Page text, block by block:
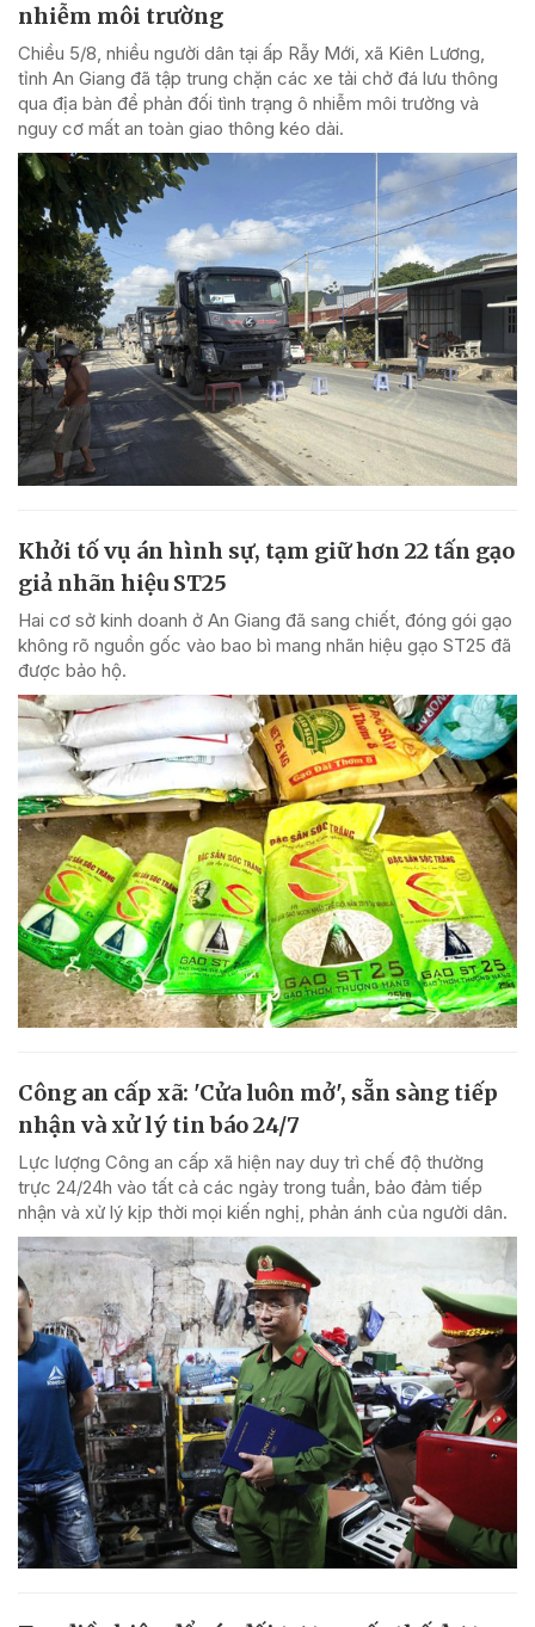
nhiễm môi trường
Chiều 5/8, nhiều người dân tại ấp Rẫy Mới, xã Kiên Lương,
tỉnh An Giang đã tập trung chặn các xe tải chở đá lưu thông
qua địa bàn để phản đối tình trạng ô nhiễm môi trường và
nguy cơ mất an toàn giao thông kéo dài.
Khởi tố vụ án hình sự, tạm giữ hơn 22 tấn gạo
giả nhãn hiệu ST25
Hai cơ sở kinh doanh ở An Giang đã sang chiết, đóng gói gạo
không rõ nguồn gốc vào bao bì mang nhãn hiệu gạo ST25 đã
được bảo hộ.
Công an cấp xã: 'Cửa luôn mở', sẵn sàng tiếp
nhận và xử lý tin báo 24/7
Lực lượng Công an cấp xã hiện nay duy trì chế độ thường
trực 24/24h vào tất cả các ngày trong tuần, bảo đảm tiếp
nhận và xử lý kịp thời mọi kiến nghị, phản ánh của người dân.